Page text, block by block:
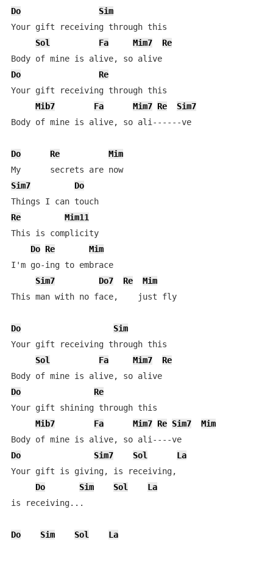
Do
Sim
Your gift receiving through this
Sol
Fa Mim7
Re
Body of mine is alive, so alive
Do
Re
Your gift receiving through this
Mib7
Fa Mim7 Re
Sim7
Body of mine is alive, so ali------ve
Do Re
Mim
My      secrets are now
Sim7
Do
Things I can touch
Re
Mim11
This is complicity
Do Re
Mim
I'm go-ing to embrace
Sim7
Do7 Re
Mim
This man with no face,    just fly
Do
Sim
Your gift receiving through this
Sol
Fa Mim7
Re
Body of mine is alive, so alive
Do
Re
Your gift shining through this
Mib7
Fa Mim7 Re Sim7
Mim
Body of mine is alive, so ali----ve
Do
Sim7 Sol
La
Your gift is giving, is receiving,
Do
Sim Sol
La
is receiving...
Do Sim Sol La